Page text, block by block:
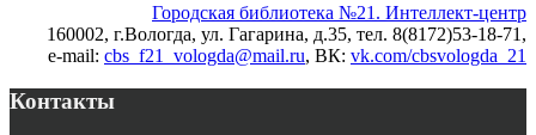
Городская библиотека №21. Интеллект-центр
160002, г.Вологда, ул. Гагарина, д.35, тел. 8(8172)53-18-71,
e-mail: cbs_f21_vologda@mail.ru, ВК: vk.com/cbsvologda_21
Контакты